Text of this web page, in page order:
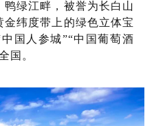
鸭绿江畔，被誉为长白山
金纬度带上的绿色立体宝
国人参城”“中国葡萄酒
国。